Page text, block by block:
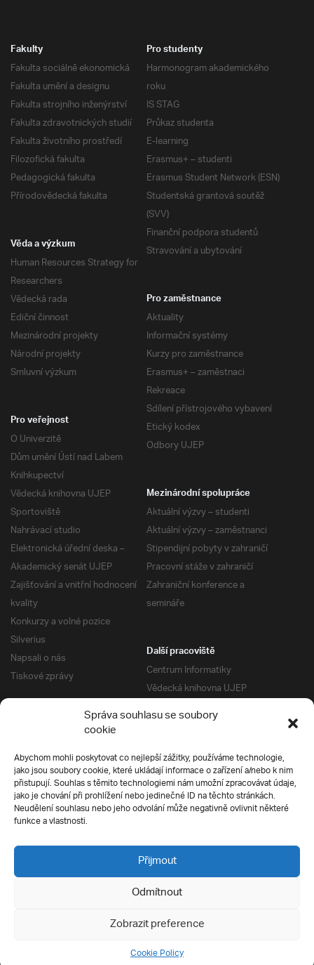
Správa souhlasu se soubory
cookie
Abychom mohli poskytovat co nejlepší zážitky, používáme technologie,
jako jsou soubory cookie, které ukládají informace o zařízení a/nebo k nim
přistupují. Souhlas s těmito technologiemi nám umožní zpracovávat údaje,
jako je chování při prohlížení nebo jedinečné ID na těchto stránkách.
Neudělení souhlasu nebo jeho odvolání může negativně ovlivnit některé
funkce a vlastnosti.
Přijmout
Odmítnout
Zobrazit preference
Cookie Policy
Fakulty
Fakulta sociálně ekonomická
Fakulta umění a designu
Fakulta strojního inženýrství
Fakulta zdravotnických studií
Fakulta životního prostředí
Filozofická fakulta
Pedagogická fakulta
Přírodovědecká fakulta
Pro studenty
Harmonogram akademického
roku
IS STAG
Průkaz studenta
E-learning
Erasmus+ – studenti
Erasmus Student Network (ESN)
Studentská grantová soutěž
(SVV)
Finanční podpora studentů
Stravování a ubytování
Věda a výzkum
Human Resources Strategy for
Researchers
Vědecká rada
Ediční činnost
Mezinárodní projekty
Národní projekty
Smluvní výzkum
Pro zaměstnance
Aktuality
Informační systémy
Kurzy pro zaměstnance
Erasmus+ – zaměstnaci
Rekreace
Sdílení přístrojového vybavení
Etický kodex
Odbory UJEP
Pro veřejnost
O Univerzitě
Dům umění Ústí nad Labem
Knihkupectví
Vědecká knihovna UJEP
Sportoviště
Nahrávací studio
Elektronická úřední deska –
Akademický senát UJEP
Zajišťování a vnitřní hodnocení
kvality
Konkurzy a volné pozice
Silverius
Napsali o nás
Tiskové zprávy
Mezinárodní spolupráce
Aktuální výzvy – studenti
Aktuální výzvy – zaměstnanci
Stipendijní pobyty v zahraničí
Pracovní stáže v zahraničí
Zahraniční konference a
semináře
Další pracoviště
Centrum Informatiky
Vědecká knihovna UJEP
Správa kolejí a menz
Univerzitní centrum podpory
Silverius
Pro uchazeče
Přijímací řízení
E-prihlaska
Přípravné kurzy
Ochrana soukromí
Všechna práva vyhrazena